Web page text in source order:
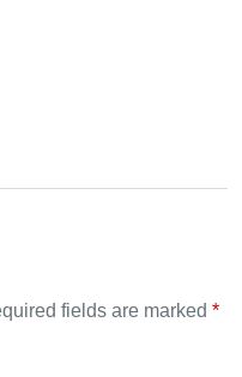
fields are marked *